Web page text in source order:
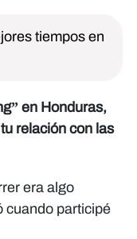
tiempos en
en Honduras,
relación con las
era algo
cuando participé